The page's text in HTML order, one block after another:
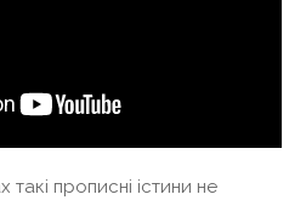
прописні істини не